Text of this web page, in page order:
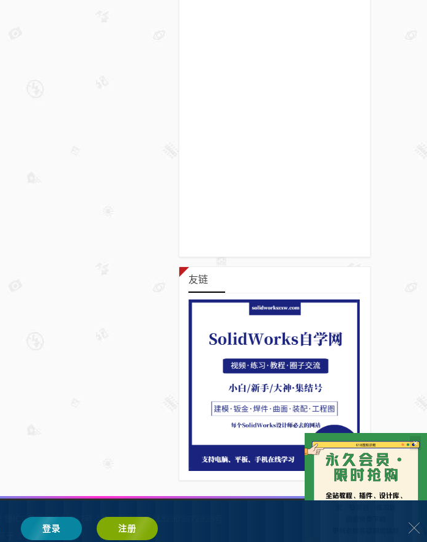
友链
鲁ICP备2021002287号-1鲁公网安备 37132902372928号
Z-BlogPHP 搭建
×
登录 注册